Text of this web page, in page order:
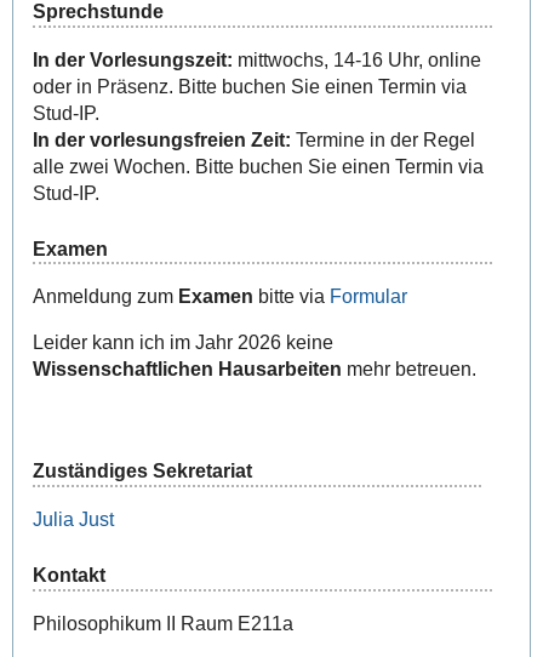
Sprechstunde
In der Vorlesungszeit: mittwochs, 14-16 Uhr, online
oder in Präsenz. Bitte buchen Sie einen Termin via
Stud-IP.
In der vorlesungsfreien Zeit: Termine in der Regel
alle zwei Wochen. Bitte buchen Sie einen Termin via
Stud-IP.
Examen
Anmeldung zum Examen bitte via Formular
Leider kann ich im Jahr 2026 keine
Wissenschaftlichen Hausarbeiten mehr betreuen.
Zuständiges Sekretariat
Julia Just
Kontakt
Philosophikum II Raum E211a